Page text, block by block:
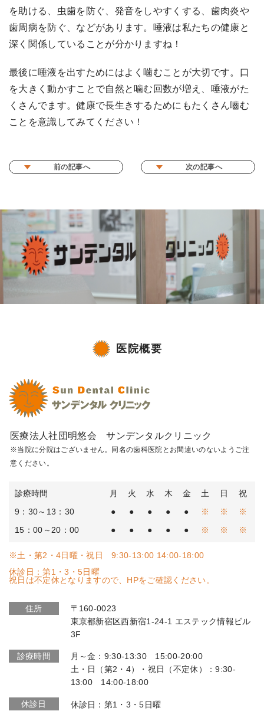
を助ける、虫歯を防ぐ、発音をしやすくする、歯肉炎や
歯周病を防ぐ、などがあります。唾液は私たちの健康と
深く関係していることが分かりますね！
最後に唾液を出すためにはよく噛むことが大切です。口
を大きく動かすことで自然と噛む回数が増え、唾液がた
くさんでます。健康で長生きするためにもたくさん嚙む
ことを意識してみてください！
前の記事へ 次の記事へ
医院概要
医療法人社団明悠会 サンデンタルクリニック
※当院に分院はございません。同名の歯科医院とお間違いのないようご注
意ください。
診療時間 月 火 水 木 金 土 日
祝
9：30～13：30
● ● ● ● ● ※ ※
※
15：00～20：00
● ● ● ● ● ※ ※ ※
※土・第2・4日曜・祝日 9:30-13:00 14:00-18:00
休診日：第1・3・5日曜
祝日は不定休となりますので、HPをご確認ください。
住所
〒160-0023
東京都新宿区西新宿1-24-1 エステック情報ビル
3F
診療時間
月～金：9:30-13:30 15:00-20:00
土・日（第2・4）・祝日（不定休）：9:30-
13:00 14:00-18:00
休診日 休診日：第1・3・5日曜